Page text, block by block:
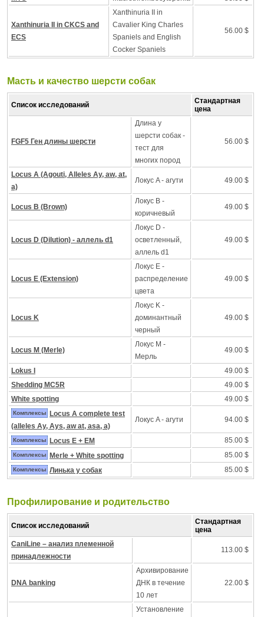
Xanthinuria II in CKCS and
ECS
Xanthinuria II in
Cavalier King Charles
Spaniels and English
Cocker Spaniels
56.00 $
Масть и качество шерсти собак
Список исследований
Стандартная
цена
FGF5 Ген длины шерсти
Длина у
шерсти собак -
тест для
многих пород
56.00 $
Locus A (Agouti, Alleles Ay, aw, at,
a)
Локус A - агути 49.00 $
Locus B (Brown)
Локус B -
коричневый
49.00 $
Locus D (Dilution) - аллель d1
Локус D -
осветленный,
аллель d1
49.00 $
Locus E (Extension)
Локус Е -
распределение
цвета
49.00 $
Locus K
Локус K -
доминантный
черный
49.00 $
Locus M (Merle)
Локус M -
Mерль
49.00 $
Lokus I
49.00 $
Shedding MC5R
49.00 $
White spotting
49.00 $
Комплексы
Locus A complete test
(alleles Ay, Ays, aw at, asa, a)
Локус A - агути 94.00 $
Комплексы Locus E + EM 85.00 $
Комплексы Merle + White spotting 85.00 $
Комплексы Линька у собак 85.00 $
Профилирование и pодительство
Список исследований
Стандартная
цена
CaniLine – анализ племенной
принадлежности
113.00 $
DNA banking
Архивирование
ДНК в течение
10 лет
22.00 $
Установление